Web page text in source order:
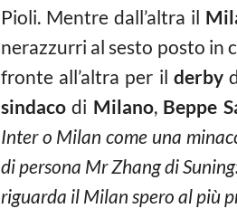
Pioli. Mentre dall’altra il
nerazzurri al sesto posto in
fronte all’altra per il derby
sindaco di Milano, Beppe
Inter o Milan come una
di persona Mr Zhang di
riguarda il Milan spero al più